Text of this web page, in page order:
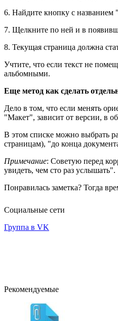
6. Найдите кнопку с названием
7. Щелкните по ней и в
8. Текущая страница должна
Учтите, что если текст не
альбомными.
Еще метод как сделать
Дело в том, что если менять
"Макет", зависит от версии, в
В этом списке можно выбрать
страницам), "до конца
Примечание: Советую перед
увидеть, чем сто раз услышать".
Понравилась заметка? Тогда
Социальные сети
Группа в VK
Рекомендуемые